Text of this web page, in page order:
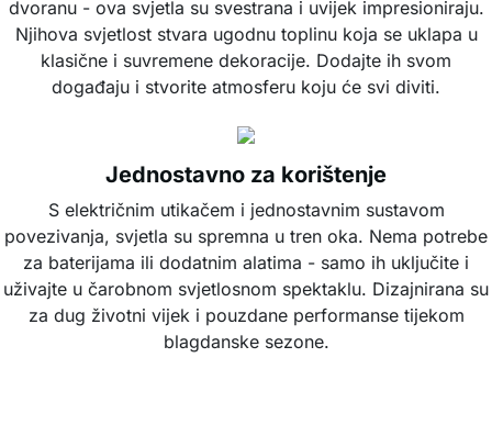
dvoranu - ova svjetla su svestrana i uvijek impresioniraju.
Njihova svjetlost stvara ugodnu toplinu koja se uklapa u
klasične i suvremene dekoracije. Dodajte ih svom
događaju i stvorite atmosferu koju će svi diviti.
Jednostavno za korištenje
S električnim utikačem i jednostavnim sustavom
povezivanja, svjetla su spremna u tren oka. Nema potrebe
za baterijama ili dodatnim alatima - samo ih uključite i
uživajte u čarobnom svjetlosnom spektaklu. Dizajnirana su
za dug životni vijek i pouzdane performanse tijekom
blagdanske sezone.